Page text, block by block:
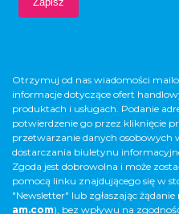
Otrzymuj od nas wiadomości
informacje dotyczące ofert
produktach i usługach. Podanie
potwierdzenie go przez kliknięcie
przetwarzanie danych osobowych
dostarczania biuletynu
Zgoda jest dobrowolna i może
pomocą linku znajdującego się w
"Newsletter" lub zgłaszając żądanie
am.com), bez wpływu na